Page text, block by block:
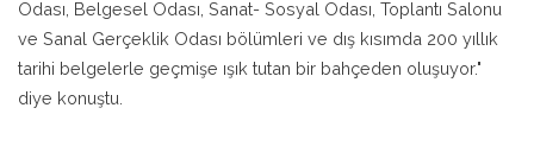
Odası, Belgesel Odası, Sanat- Sosyal Odası, Toplantı Salonu
ve Sanal Gerçeklik Odası bölümleri ve dış kısımda 200 yıllık
tarihi belgelerle geçmişe ışık tutan bir bahçeden oluşuyor."
diye konuştu.